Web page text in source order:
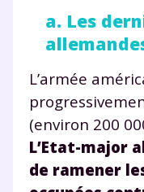
a. Les
L’armée
(environ 200
L’Etat-major
de ramener